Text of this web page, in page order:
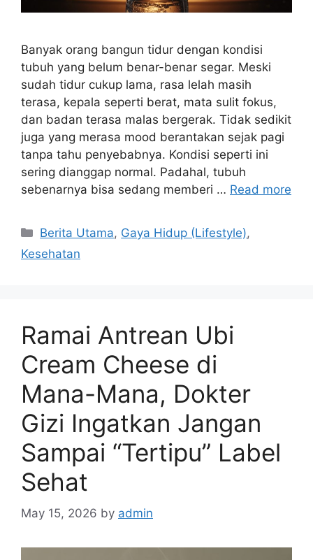
Banyak orang bangun tidur dengan kondisi
tubuh yang belum benar-benar segar. Meski
sudah tidur cukup lama, rasa lelah masih
terasa, kepala seperti berat, mata sulit fokus,
dan badan terasa malas bergerak. Tidak sedikit
juga yang merasa mood berantakan sejak pagi
tanpa tahu penyebabnya. Kondisi seperti ini
sering dianggap normal. Padahal, tubuh
sebenarnya bisa sedang memberi … Read more
C
a
r
e
s
Berita Utama, Gaya Hidup (Lifestyle),
Kesehatan
Ramai Antrean Ubi
Cream Cheese di
Mana-Mana, Dokter
Gizi Ingatkan Jangan
Sampai “Tertipu” Label
Sehat
May 15, 2026 by admin